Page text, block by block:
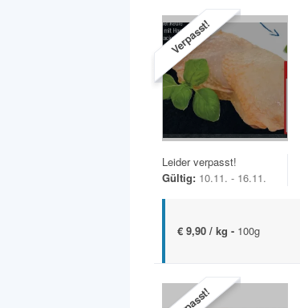
Verpasst!
Leider verpasst!
Gültig: 10.11. - 16.11.
€ 9,90 / kg - 100g